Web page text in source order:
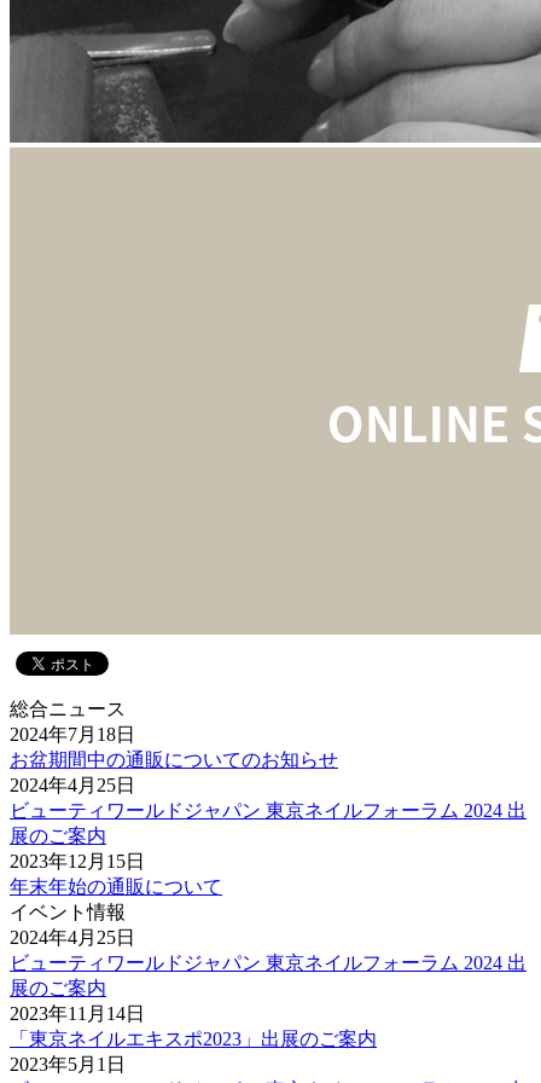
総合ニュース
2024年7月18日
お盆期間中の通販についてのお知らせ
2024年4月25日
ビューティワールドジャパン 東京ネイルフォーラム 2024 出
展のご案内
2023年12月15日
年末年始の通販について
イベント情報
2024年4月25日
ビューティワールドジャパン 東京ネイルフォーラム 2024 出
展のご案内
2023年11月14日
「東京ネイルエキスポ2023」出展のご案内
2023年5月1日